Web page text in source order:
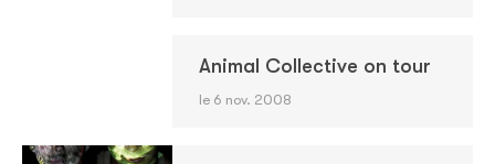
Animal Collective on tour
le 6 nov. 2008